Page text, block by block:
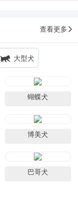
查看更多
大型犬
蝴蝶犬
博美犬
巴哥犬